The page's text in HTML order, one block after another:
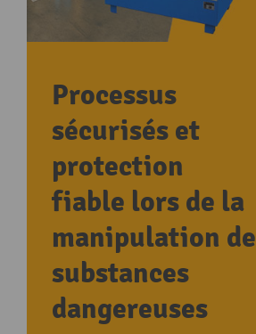
Processus
sécurisés et
protection
fiable lors de la
manipulation de
substances
dangereuses